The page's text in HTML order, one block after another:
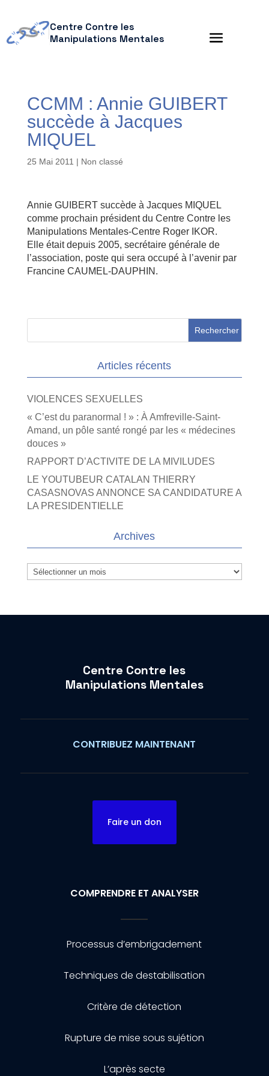
Centre Contre les
Manipulations Mentales
CCMM : Annie GUIBERT
succède à Jacques
MIQUEL
25 Mai 2011 | Non classé
Annie GUIBERT succède à Jacques MIQUEL
comme prochain président du Centre Contre les
Manipulations Mentales-Centre Roger IKOR.
Elle était depuis 2005, secrétaire générale de
l’association, poste qui sera occupé à l’avenir par
Francine CAUMEL-DAUPHIN.
Articles récents
VIOLENCES SEXUELLES
« C’est du paranormal ! » : À Amfreville-Saint-
Amand, un pôle santé rongé par les « médecines
douces »
RAPPORT D’ACTIVITE DE LA MIVILUDES
LE YOUTUBEUR CATALAN THIERRY
CASASNOVAS ANNONCE SA CANDIDATURE A
LA PRESIDENTIELLE
Archives
Archives
Centre Contre les
Manipulations Mentales
CONTRIBUEZ MAINTENANT
Faire un don
COMPRENDRE ET ANALYSER
Processus d’embrigadement
Techniques de destabilisation
Critère de détection
Rupture de mise sous sujétion
L’après secte